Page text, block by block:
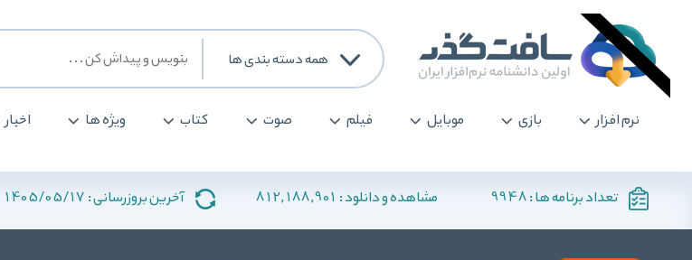
همه دسته بندی ها
نرم افزار بازی موبایل فیلم صوت کتاب ویژه ها اخبار
تعداد برنامه ها :9948 مشاهده و دانلود : 812,188,901 آخرین بروزرسانی : 1405/05/17